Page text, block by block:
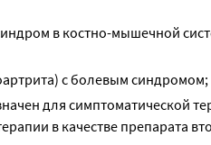
в костно-мышечной
с болевым синдромом;
для симптоматической
в качестве препарата